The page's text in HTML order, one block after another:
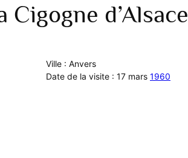
Cigogne d’Alsace
Ville : Anvers
Date de la visite : 17 mars 1960